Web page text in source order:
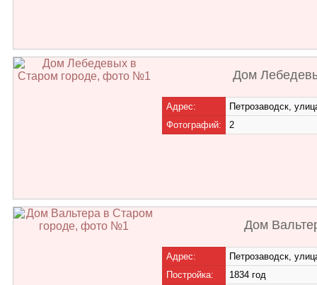
Дом
Адрес:
Петрозаводск,
Фотографий:
2
Дом
Адрес:
Петрозаводск,
Постройка:
1834 год